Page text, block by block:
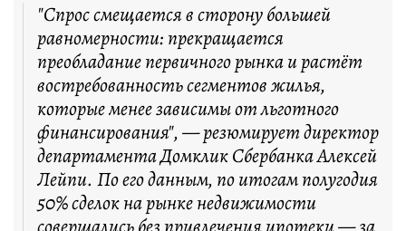
"Спрос смещается в сторону большей
равномерности: прекращается
преобладание первичного рынка и растёт
востребованность сегментов жилья,
которые менее зависимы от льготного
финансирования", — резюмирует директор
департамента Домклик Сбербанка Алексей
Лейпи. По его данным, по итогам полугодия
50% сделок на рынке недвижимости